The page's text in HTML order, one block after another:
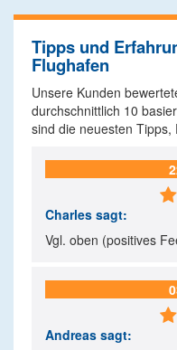
Tipps und
Flughafen
Unsere Kunden
durchschnittlich 10
sind die neuesten
Charles sagt:
Vgl. oben (positives
Andreas sagt: